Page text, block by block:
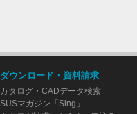
ダウンロード・資料請求
カタログ・CADデータ検索
SUSマガジン「Sing」